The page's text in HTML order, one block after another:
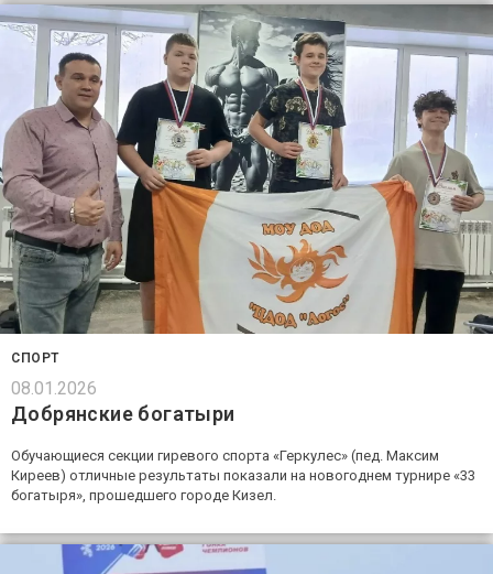
СПОРТ
08.01.2026
Добрянские богатыри
Обучающиеся секции гиревого спорта «Геркулес» (пед. Максим
Киреев) отличные результаты показали на новогоднем турнире «33
богатыря», прошедшего городе Кизел.